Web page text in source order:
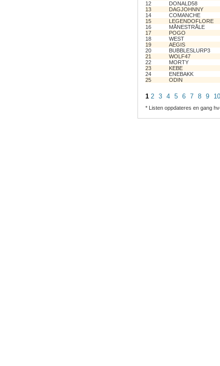
12
DONALD58
13
DAGJOHNNY
14
COMANCHE
15
LEGENDOFLORE
16
MÅNESTRÅLE
17
POGO
18
WEST
19
AEGIS
20
BUBBLESLURP3
21
WOLF47
22
MORTY
23
KEBE
24
ENEBAKK
25
ODIN
1 2 3 4 5 6 7 8 9 10
* Listen oppdateres en gang